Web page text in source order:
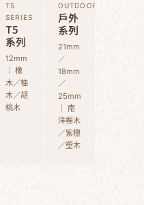
T5
SERIES
T5
系列
12mm
｜ 橡
木／柚
木／胡
桃木
OUTDOOR
戶外
系列
21mm
／
18mm
／
25mm
｜ 南
洋櫸木
／紫檀
／塑木